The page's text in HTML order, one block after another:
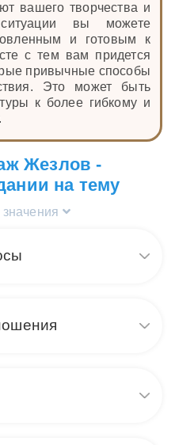
вашего творчества и
вы можете
и готовым к
с тем вам придется
привычные способы
Это может быть
к более гибкому и
Жезлов -
на тему
Пажа Жезлов и 6
неизвестного.